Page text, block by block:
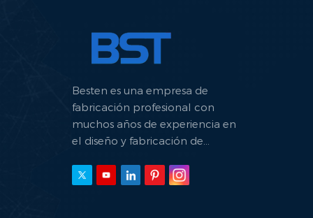
Besten es una empresa de
fabricación profesional con
muchos años de experiencia en
el diseño y fabricación de